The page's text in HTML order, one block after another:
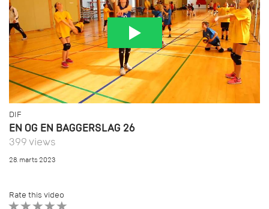
DIF
EN OG EN BAGGERSLAG 26
399 views
28. marts 2023
Rate this video